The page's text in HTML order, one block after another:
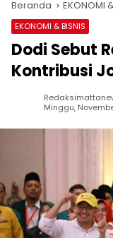
Beranda EKONOMI
EKONOMI & BISNIS
Dodi Sebut
Kontribusi
Minggu,